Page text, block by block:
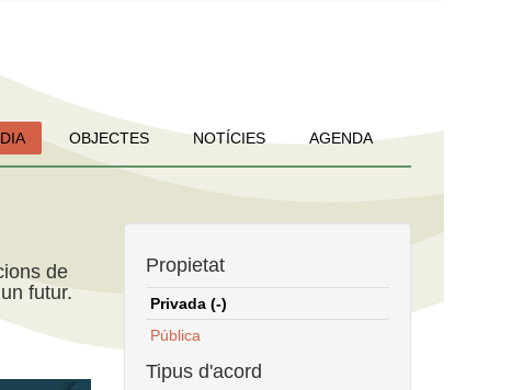
OBJECTES NOTÍCIES AGENDA
de
futur.
Propietat
Privada (-)
Pública
Tipus d'acord